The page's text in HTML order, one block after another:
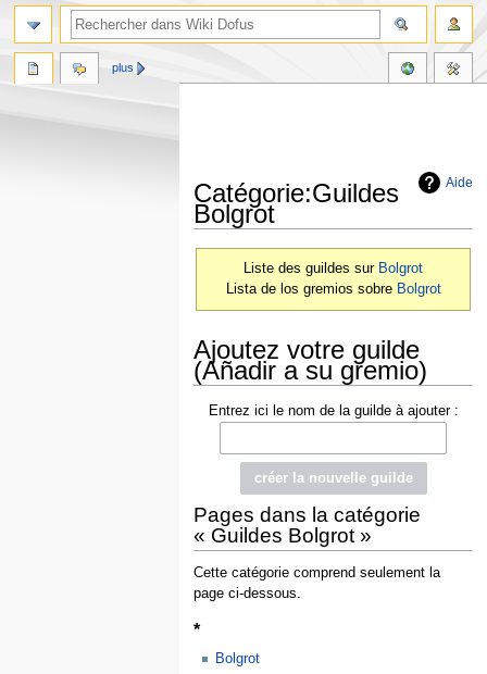
Aide
Catégorie:Guildes
Bolgrot
Liste des guildes sur Bolgrot
Lista de los gremios sobre Bolgrot
Ajoutez votre guilde
(Añadir a su gremio)
Entrez ici le nom de la guilde à ajouter :
Pages dans la catégorie
« Guildes Bolgrot »
Cette catégorie comprend seulement la
page ci-dessous.
*
Bolgrot
plus